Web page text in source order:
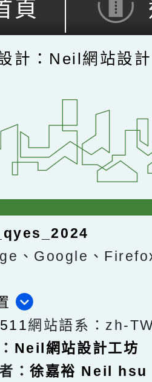
頁
計：Neil網站設
、Google、
網站語系：zh-
： Neil網站設計工坊
：徐嘉裕 Neil hsu